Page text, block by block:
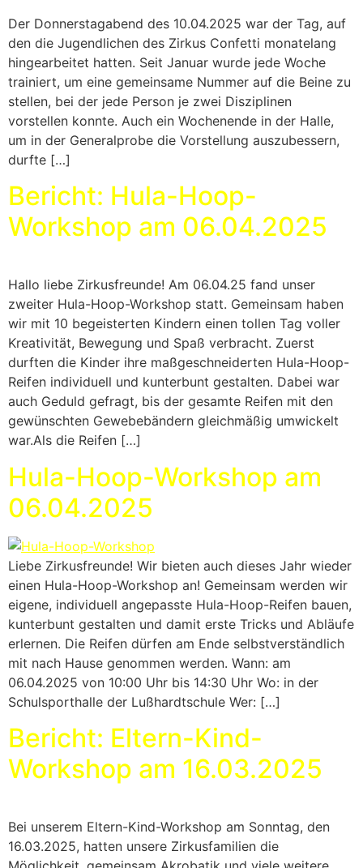
Der Donnerstagabend des 10.04.2025 war der Tag, auf
den die Jugendlichen des Zirkus Confetti monatelang
hingearbeitet hatten. Seit Januar wurde jede Woche
trainiert, um eine gemeinsame Nummer auf die Beine zu
stellen, bei der jede Person je zwei Disziplinen
vorstellen konnte. Auch ein Wochenende in der Halle,
um in der Generalprobe die Vorstellung auszubessern,
durfte […]
Bericht: Hula-Hoop-
Workshop am 06.04.2025
Hallo liebe Zirkusfreunde! Am 06.04.25 fand unser
zweiter Hula-Hoop-Workshop statt. Gemeinsam haben
wir mit 10 begeisterten Kindern einen tollen Tag voller
Kreativität, Bewegung und Spaß verbracht. Zuerst
durften die Kinder ihre maßgeschneiderten Hula-Hoop-
Reifen individuell und kunterbunt gestalten. Dabei war
auch Geduld gefragt, bis der gesamte Reifen mit den
gewünschten Gewebebändern gleichmäßig umwickelt
war.Als die Reifen […]
Hula-Hoop-Workshop am
06.04.2025
Liebe Zirkusfreunde! Wir bieten auch dieses Jahr wieder
einen Hula-Hoop-Workshop an! Gemeinsam werden wir
eigene, individuell angepasste Hula-Hoop-Reifen bauen,
kunterbunt gestalten und damit erste Tricks und Abläufe
erlernen. Die Reifen dürfen am Ende selbstverständlich
mit nach Hause genommen werden. Wann: am
06.04.2025 von 10:00 Uhr bis 14:30 Uhr Wo: in der
Schulsporthalle der Lußhardtschule Wer: […]
Bericht: Eltern-Kind-
Workshop am 16.03.2025
Bei unserem Eltern-Kind-Workshop am Sonntag, den
16.03.2025, hatten unsere Zirkusfamilien die